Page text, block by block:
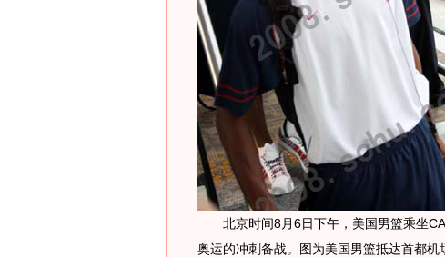
北京时间8月6日下午，美国男篮乘坐
奥运的冲刺备战。图为美国男篮抵达首都